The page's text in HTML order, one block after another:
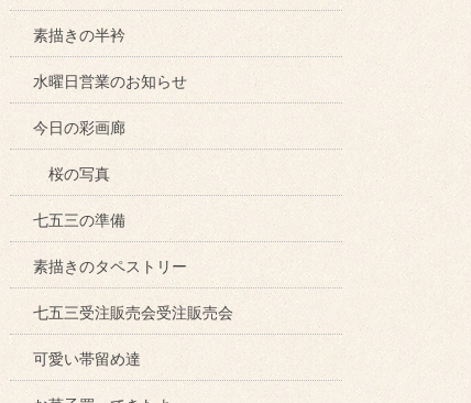
素描きの半衿
水曜日営業のお知らせ
今日の彩画廊
桜の写真
七五三の準備
素描きのタペストリー
七五三受注販売会受注販売会
可愛い帯留め達